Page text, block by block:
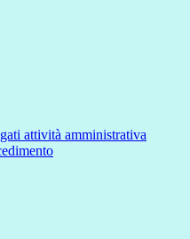
attività amministrativa